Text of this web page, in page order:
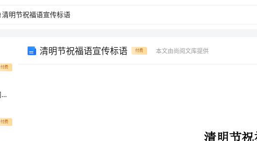
付费
深圳市颖光科技发展有限公司介绍企业发展分析报告
付费
清明节祝福语宣传标语 付费 本文由尚阅文库提供